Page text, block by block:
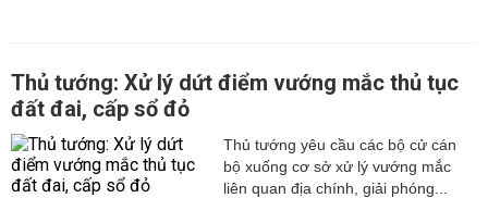
Thủ tướng: Xử lý dứt điểm vướng mắc thủ tục
đất đai, cấp sổ đỏ
Thủ tướng yêu cầu các bộ cử cán
bộ xuống cơ sở xử lý vướng mắc
liên quan địa chính, giải phóng...